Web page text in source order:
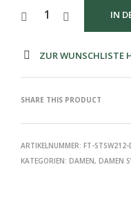
IN
ZUR WUNSCHLISTE
SHARE THIS PRODUCT
ARTIKELNUMMER: FT-STSW212-
KATEGORIEN: DAMEN, DAMEN